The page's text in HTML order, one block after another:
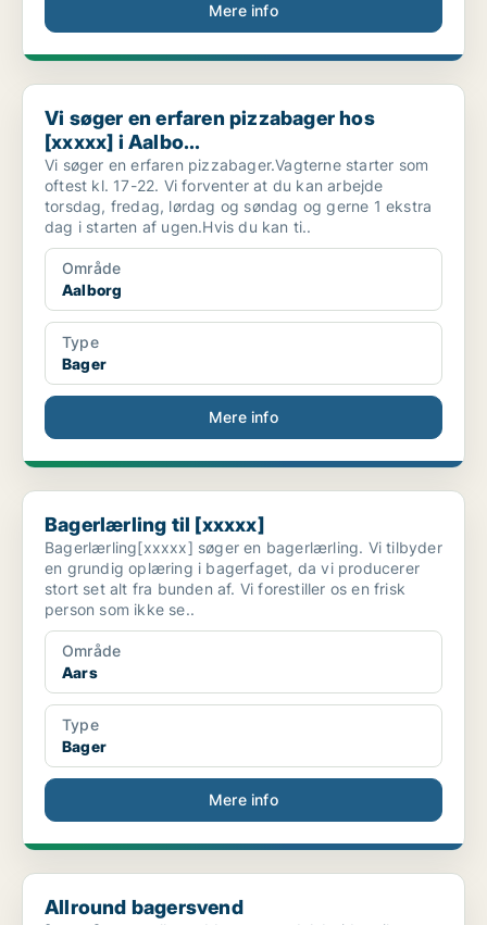
Mere info
Vi søger en erfaren pizzabager hos [xxxxx] i Aalbo...
Vi søger en erfaren pizzabager hos
[xxxxx] i Aalbo...
Vi søger en erfaren pizzabager.Vagterne starter som
oftest kl. 17-22. Vi forventer at du kan arbejde
torsdag, fredag, lørdag og søndag og gerne 1 ekstra
dag i starten af ugen.Hvis du kan ti..
Område
Aalborg
Type
Bager
Mere info
Bagerlærling til [xxxxx]
Bagerlærling til [xxxxx]
Bagerlærling[xxxxx] søger en bagerlærling. Vi tilbyder
en grundig oplæring i bagerfaget, da vi producerer
stort set alt fra bunden af. Vi forestiller os en frisk
person som ikke se..
Område
Aars
Type
Bager
Mere info
Allround bagersvend
Allround bagersvend